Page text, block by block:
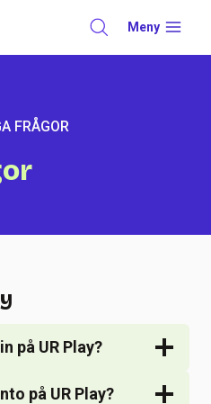
Meny
FRÅGOR
på UR Play?
på UR Play?